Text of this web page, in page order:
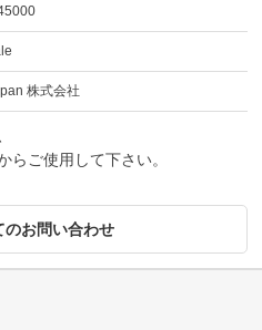
株式会社
らご使用して下さい。
のお問い合わせ